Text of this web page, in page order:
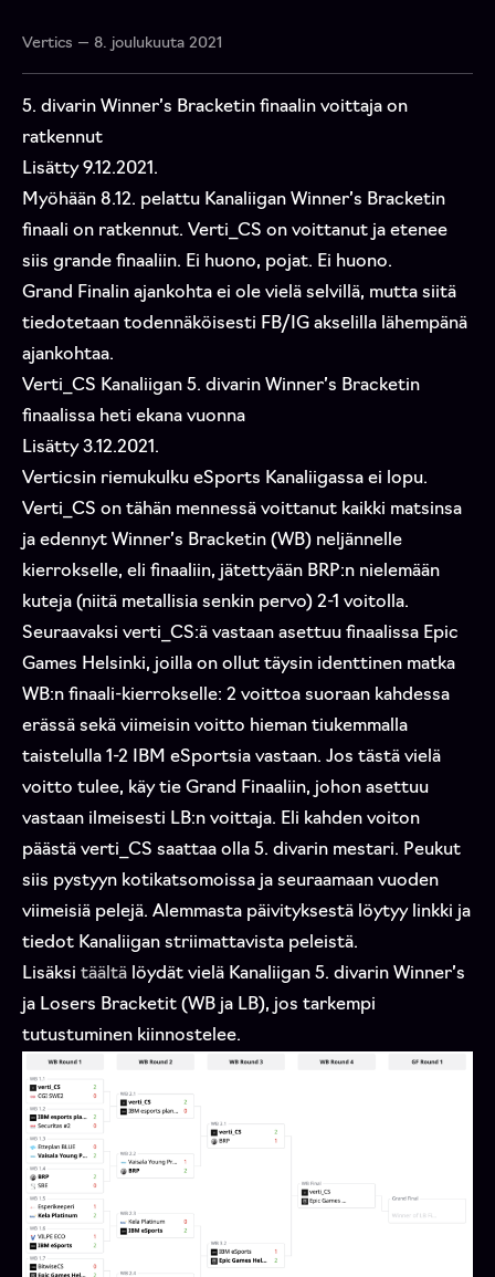
Vertics — 8. joulukuuta 2021
5. divarin Winner’s Bracketin finaalin voittaja on
ratkennut
Lisätty 9.12.2021.
Myöhään 8.12. pelattu Kanaliigan Winner’s Bracketin
finaali on ratkennut. Verti_CS on voittanut ja etenee
siis grande finaaliin. Ei huono, pojat. Ei huono.
Grand Finalin ajankohta ei ole vielä selvillä, mutta siitä
tiedotetaan todennäköisesti FB/IG akselilla lähempänä
ajankohtaa.
Verti_CS Kanaliigan 5. divarin Winner’s Bracketin
finaalissa heti ekana vuonna
Lisätty 3.12.2021.
Verticsin riemukulku eSports Kanaliigassa ei lopu.
Verti_CS on tähän mennessä voittanut kaikki matsinsa
ja edennyt Winner’s Bracketin (WB) neljännelle
kierrokselle, eli finaaliin, jätettyään BRP:n nielemään
kuteja (niitä metallisia senkin pervo) 2-1 voitolla.
Seuraavaksi verti_CS:ä vastaan asettuu finaalissa Epic
Games Helsinki, joilla on ollut täysin identtinen matka
WB:n finaali-kierrokselle: 2 voittoa suoraan kahdessa
erässä sekä viimeisin voitto hieman tiukemmalla
taistelulla 1-2 IBM eSportsia vastaan. Jos tästä vielä
voitto tulee, käy tie Grand Finaaliin, johon asettuu
vastaan ilmeisesti LB:n voittaja. Eli kahden voiton
päästä verti_CS saattaa olla 5. divarin mestari. Peukut
siis pystyyn kotikatsomoissa ja seuraamaan vuoden
viimeisiä pelejä. Alemmasta päivityksestä löytyy linkki ja
tiedot Kanaliigan striimattavista peleistä.
Lisäksi täältä löydät vielä Kanaliigan 5. divarin Winner’s
ja Losers Bracketit (WB ja LB), jos tarkempi
tutustuminen kiinnostelee.